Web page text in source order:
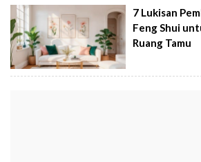
7 Lukisan
Feng Shui
Ruang Tamu